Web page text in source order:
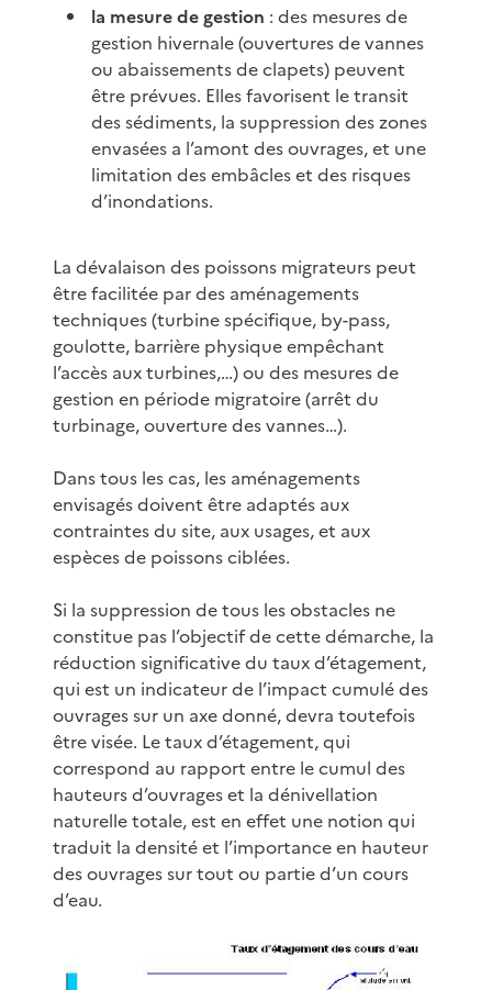
la mesure de gestion : des mesures de
gestion hivernale (ouvertures de vannes
ou abaissements de clapets) peuvent
être prévues. Elles favorisent le transit
des sédiments, la suppression des zones
envasées a l’amont des ouvrages, et une
limitation des embâcles et des risques
d’inondations.
La dévalaison des poissons migrateurs peut
être facilitée par des aménagements
techniques (turbine spécifique, by-pass,
goulotte, barrière physique empêchant
l’accès aux turbines,…) ou des mesures de
gestion en période migratoire (arrêt du
turbinage, ouverture des vannes…).
Dans tous les cas, les aménagements
envisagés doivent être adaptés aux
contraintes du site, aux usages, et aux
espèces de poissons ciblées.
Si la suppression de tous les obstacles ne
constitue pas l’objectif de cette démarche, la
réduction significative du taux d’étagement,
qui est un indicateur de l’impact cumulé des
ouvrages sur un axe donné, devra toutefois
être visée. Le taux d’étagement, qui
correspond au rapport entre le cumul des
hauteurs d’ouvrages et la dénivellation
naturelle totale, est en effet une notion qui
traduit la densité et l’importance en hauteur
des ouvrages sur tout ou partie d’un cours
d’eau.